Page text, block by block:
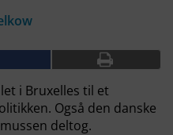
i Bruxelles til et
Også den danske
deltog.